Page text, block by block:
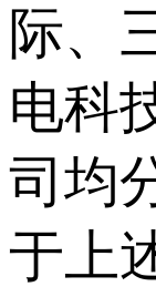
际、
电科
司均
于上